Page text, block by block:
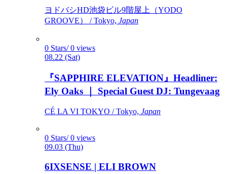
ヨドバシHD池袋ビル9階屋上（YODO
GROOVE） / Tokyo, Japan
0 Stars/ 0 views
08.22 (Sat)
『SAPPHIRE ELEVATION』Headliner:
Ely Oaks ｜ Special Guest DJ: Tungevaag
CÉ LA VI TOKYO / Tokyo, Japan
0 Stars/ 0 views
09.03 (Thu)
6IXSENSE | ELI BROWN